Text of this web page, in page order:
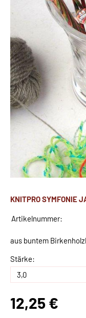
KNITPRO SYMFONIE
Artikelnummer:
aus buntem
Stärke:
12,25 €